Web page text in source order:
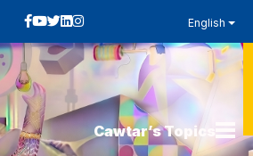
English
Cawtar’s Topics